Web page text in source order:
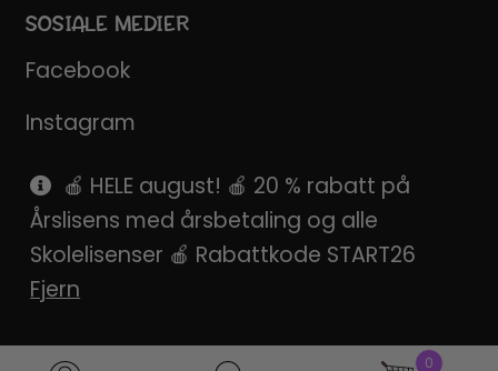
SOSIALE MEDIER
Facebook
Instagram
Pinterest
SnapChat
0
🍎 HELE august! 🍎 20 % rabatt på
Årslisens med årsbetaling og alle
Skolelisenser 🍎 Rabattkode START26
Fjern